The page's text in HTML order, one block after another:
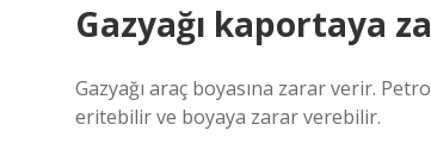
Gazyağı kaportaya
Gazyağı araç boyasına zarar verir.
eritebilir ve boyaya zarar verebilir.